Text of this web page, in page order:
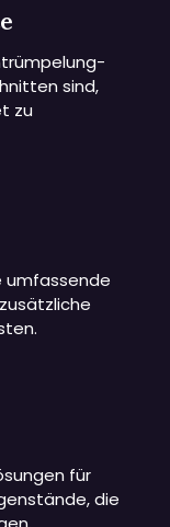
sind,
zu
umfassende
für
die